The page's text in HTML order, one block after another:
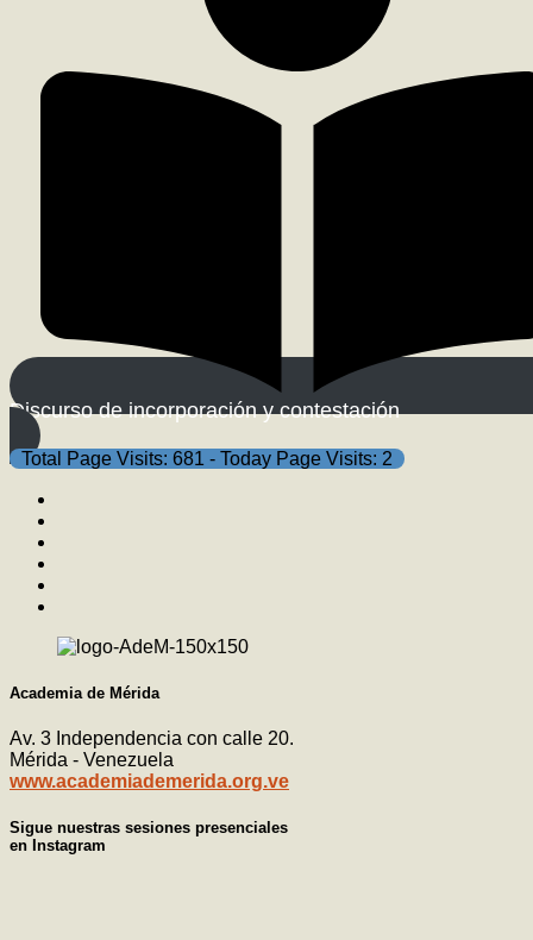
Discurso de incorporación y contestación
Total Page Visits: 681 - Today Page Visits: 2
Academia de Mérida
Av. 3 Independencia con calle 20.
Mérida - Venezuela
www.academiademerida.org.ve
Sigue nuestras sesiones presenciales
en Instagram